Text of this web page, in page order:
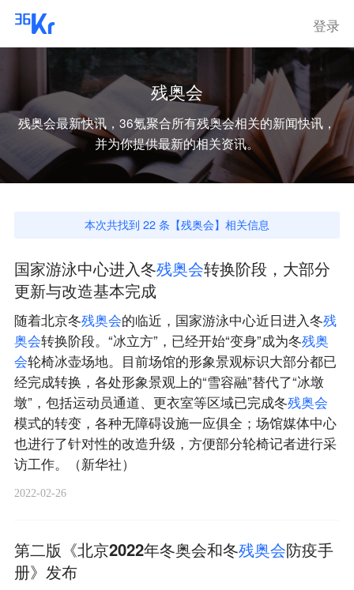
登录
残奥会
残奥会最新快讯，36氪聚合所有残奥会相关的新闻快讯，
并为你提供最新的相关资讯。
本次共找到 22 条【残奥会】相关信息
国家游泳中心进入冬残奥会转换阶段，大部分
更新与改造基本完成
随着北京冬残奥会的临近，国家游泳中心近日进入冬残
奥会转换阶段。“冰立方”，已经开始“变身”成为冬残奥
会轮椅冰壶场地。目前场馆的形象景观标识大部分都已
经完成转换，各处形象景观上的“雪容融”替代了“冰墩
墩”，包括运动员通道、更衣室等区域已完成冬残奥会
模式的转变，各种无障碍设施一应俱全；场馆媒体中心
也进行了针对性的改造升级，方便部分轮椅记者进行采
访工作。（新华社）
2022-02-26
第二版《北京2022年冬奥会和冬残奥会防疫手
册》发布